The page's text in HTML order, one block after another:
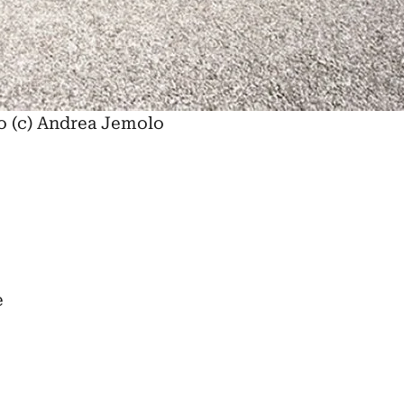
(c) Andrea Jemolo